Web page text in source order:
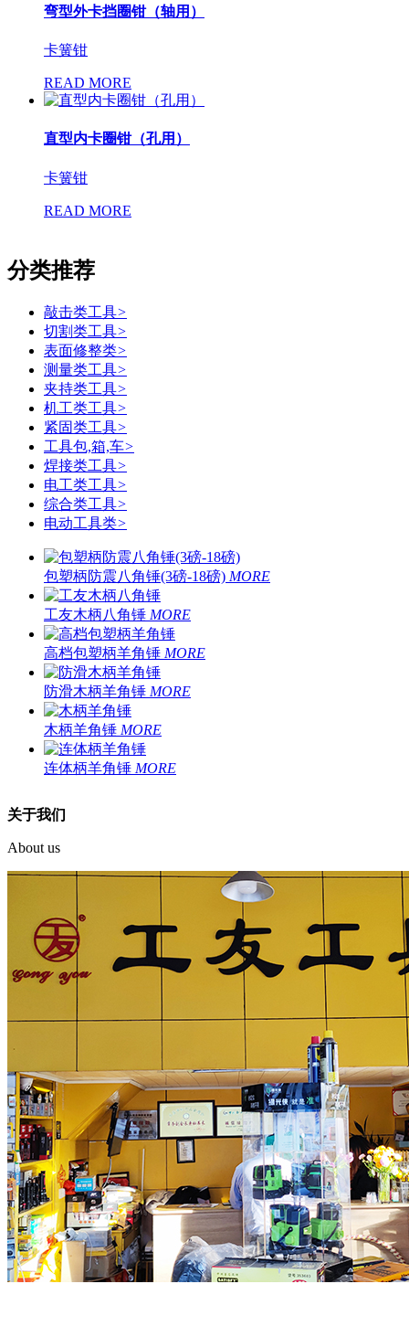
弯型外卡挡圈钳（轴用）
卡簧钳
READ MORE
直型内卡圈钳（孔用）
卡簧钳
READ MORE
分类推荐
敲击类工具>
切割类工具>
表面修整类>
测量类工具>
夹持类工具>
机工类工具>
紧固类工具>
工具包,箱,车>
焊接类工具>
电工类工具>
综合类工具>
电动工具类>
包塑柄防震八角锤(3磅-18磅) MORE
工友木柄八角锤 MORE
高档包塑柄羊角锤 MORE
防滑木柄羊角锤 MORE
木柄羊角锤 MORE
连体柄羊角锤 MORE
关于我们
About us